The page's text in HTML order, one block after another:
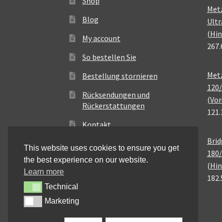
Blog
My account
So bestellen Sie
Bestellung stornieren
Rücksendungen und
Rückerstattungen
Kontakt
This website uses cookies to ensure you get
the best experience on our website.
Learn more
TechnicalTechnical
MarketingMarketing